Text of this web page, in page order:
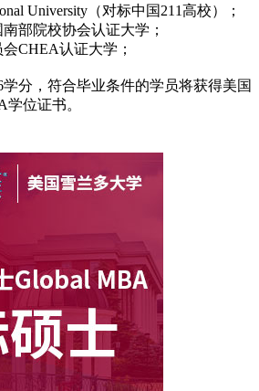
University（对标中国211高校）；
部院校协会认证大学；
CHEA认证大学；
分，符合毕业条件的学员将获得美国
位证书。